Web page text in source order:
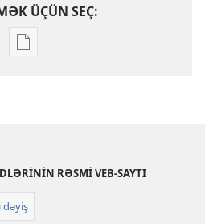
ÜÇÜN SEÇ:
Nəşrləri
ol
RƏSMİ VEB-SAYTI